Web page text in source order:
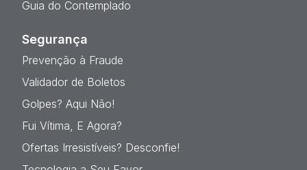
Guia do Contemplado
Segurança
Prevenção à Fraude
Validador de Boletos
Golpes? Aqui Não!
Fui Vítima, E Agora?
Ofertas Irresistíveis? Desconfie!